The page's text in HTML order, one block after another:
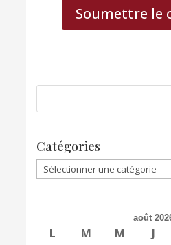
Soumettre le
Catégories
Catégories
août
L M M J